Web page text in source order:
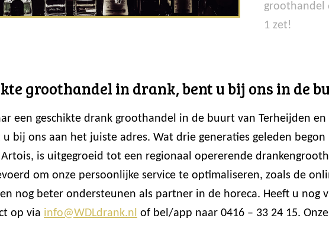
groothandel
1 zet!
groothandel in drank, bent u bij ons in de
een geschikte drank groothandel in de buurt van Terheijden
bij ons aan het juiste adres. Wat drie generaties geleden
Artois, is uitgegroeid tot een regionaal opererende
om onze persoonlijke service te optimaliseren, zoals de
nog beter ondersteunen als partner in de horeca. Heeft u nog
op via info@WDLdrank.nl of bel/app naar 0416 – 33 24 15.